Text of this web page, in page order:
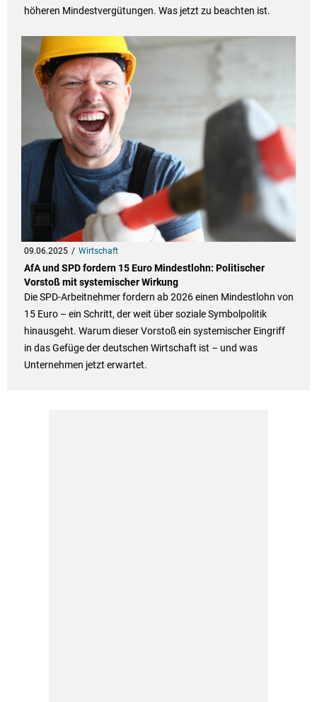
höheren Mindestvergütungen. Was jetzt zu beachten ist.
09.06.2025 Wirtschaft
AfA und SPD fordern 15 Euro Mindestlohn: Politischer
Vorstoß mit systemischer Wirkung
Die SPD-Arbeitnehmer fordern ab 2026 einen Mindestlohn von
15 Euro – ein Schritt, der weit über soziale Symbolpolitik
hinausgeht. Warum dieser Vorstoß ein systemischer Eingriff
in das Gefüge der deutschen Wirtschaft ist – und was
Unternehmen jetzt erwartet.